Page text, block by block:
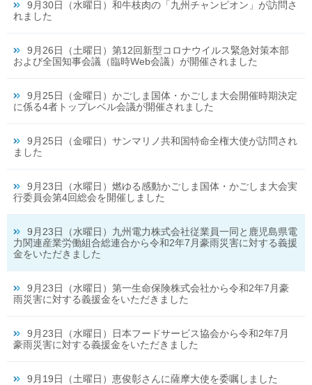
9月30日（水曜日）和牛枝肉の「九州チャンピオン」が訪問さ
れました
9月26日（土曜日）第12回新型コロナウイルス緊急対策本部
および全国知事会議（臨時Web会議）が開催されました
9月25日（金曜日）かごしま国体・かごしま大会開催時期決定
に係る4者トップレベル会議が開催されました
9月25日（金曜日）サンマリノ共和国特命全権大使が訪問され
ました
9月23日（水曜日）燃ゆる感動かごしま国体・かごしま大会実
行委員会第4回総会を開催しました
9月23日（水曜日）九州電力株式会社従業員一同と鹿児島県電
力関連産業労働組合総連合から令和2年7月豪雨災害に対する義援
金をいただきました
9月23日（水曜日）第一生命保険株式会社から令和2年7月豪
雨災害に対する義援金をいただきました
9月23日（水曜日）日本フードサービス協会から令和2年7月
豪雨災害に対する義援金をいただきました
9月19日（土曜日）恵俊彰さんに薩摩大使を委嘱しました